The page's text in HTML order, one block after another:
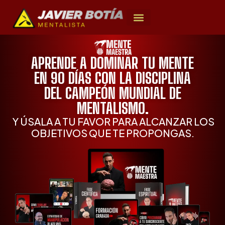
APRENDE A DOMINAR TU MENTE
EN 90 DÍAS CON LA DISCIPLINA
DEL CAMPEÓN MUNDIAL DE
MENTALISMO.
Y ÚSALA A TU FAVOR PARA ALCANZAR LOS
OBJETIVOS QUE TE PROPONGAS.